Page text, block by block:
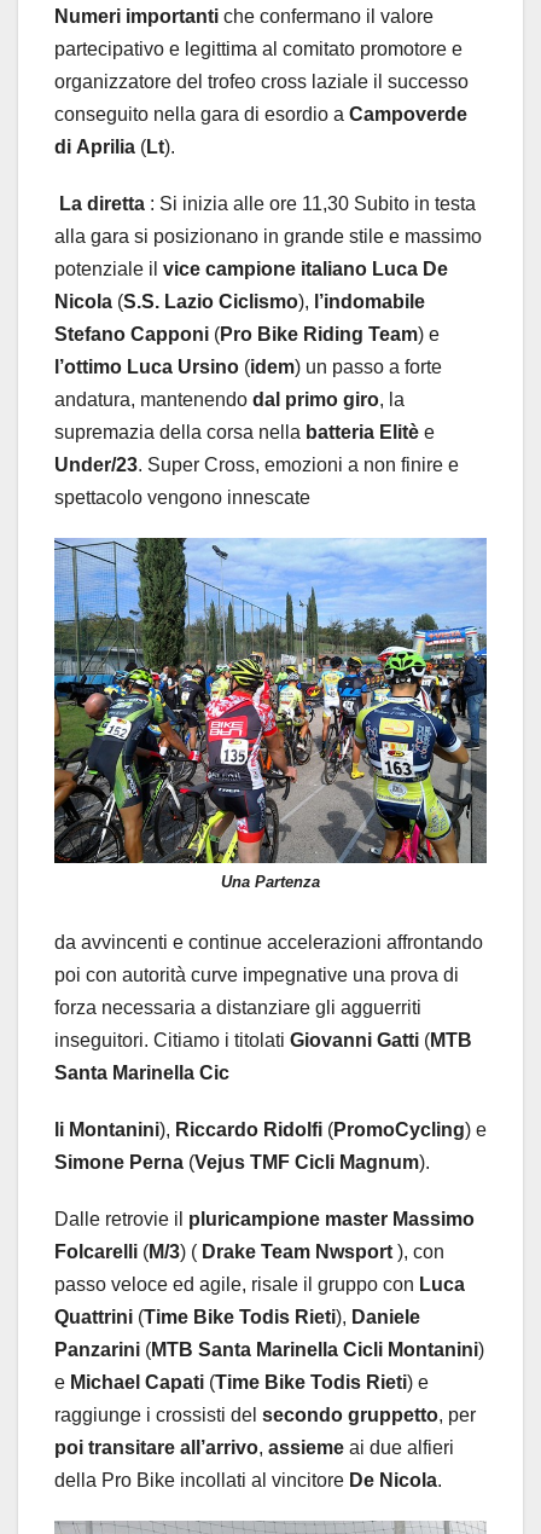
Numeri importanti che confermano il valore
partecipativo e legittima al comitato promotore e
organizzatore del trofeo cross laziale il successo
conseguito nella gara di esordio a Campoverde
di Aprilia (Lt).
La diretta : Si inizia alle ore 11,30 Subito in testa
alla gara si posizionano in grande stile e massimo
potenziale il vice campione italiano Luca De
Nicola (S.S. Lazio Ciclismo), l’indomabile
Stefano Capponi (Pro Bike Riding Team) e
l’ottimo Luca Ursino (idem) un passo a forte
andatura, mantenendo dal primo giro, la
supremazia della corsa nella batteria Elitè e
Under/23. Super Cross, emozioni a non finire e
spettacolo vengono innescate
Una Partenza
da avvincenti e continue accelerazioni affrontando
poi con autorità curve impegnative una prova di
forza necessaria a distanziare gli agguerriti
inseguitori. Citiamo i titolati Giovanni Gatti (MTB
Santa Marinella Cic
li Montanini), Riccardo Ridolfi (PromoCycling) e
Simone Perna (Vejus TMF Cicli Magnum).
Dalle retrovie il pluricampione master Massimo
Folcarelli (M/3) ( Drake Team Nwsport ), con
passo veloce ed agile, risale il gruppo con Luca
Quattrini (Time Bike Todis Rieti), Daniele
Panzarini (MTB Santa Marinella Cicli Montanini)
e Michael Capati (Time Bike Todis Rieti) e
raggiunge i crossisti del secondo gruppetto, per
poi transitare all’arrivo, assieme ai due alfieri
della Pro Bike incollati al vincitore De Nicola.